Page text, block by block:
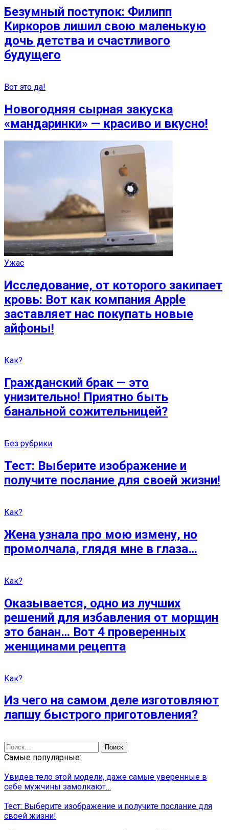
Безумный поступок: Филипп
Киркоров лишил свою маленькую
дочь детства и счастливого
будущего
Вот это да!
Новогодняя сырная закуска
«мандаринки» — красиво и вкусно!
Ужас
Исследование, от которого закипает
кровь: Вот как компания Apple
заставляет нас покупать новые
айфоны!
Как?
Гражданский брак — это
унизительно! Приятно быть
банальной сожительницей?
Без рубрики
Тест: Выберите изображение и
получите послание для своей жизни!
Как?
Жена узнала про мою измену, но
промолчала, глядя мне в глаза…
Как?
Оказывается, одно из лучших
решений для избавления от морщин
это банан… Вот 4 проверенных
женщинами рецептa
Как?
Из чего на самом деле изготовляют
лапшу быстрого приготовления?
Найти:
Самые популярные:
Увидев тело этой модели, даже самые уверенные в
себе мужчины замолкают…
Тест: Выберите изображение и получите послание для
своей жизни!